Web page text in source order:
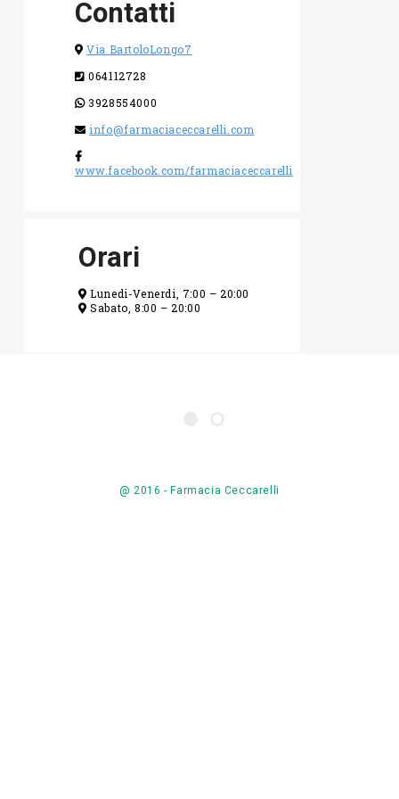
Contatti
Via BartoloLongo7
064112728
3928554000
info@farmaciaceccarelli.com
www.facebook.com/farmaciaceccarelli
Orari
Lunedi-Venerdi, 7:00 – 20:00
Sabato, 8:00 – 20:00
@ 2016 - Farmacia Ceccarelli